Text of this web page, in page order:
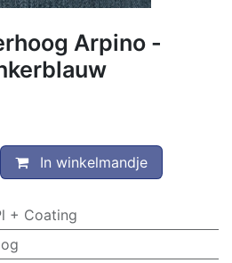
Arpino -
In winkelmandje
+ Coating